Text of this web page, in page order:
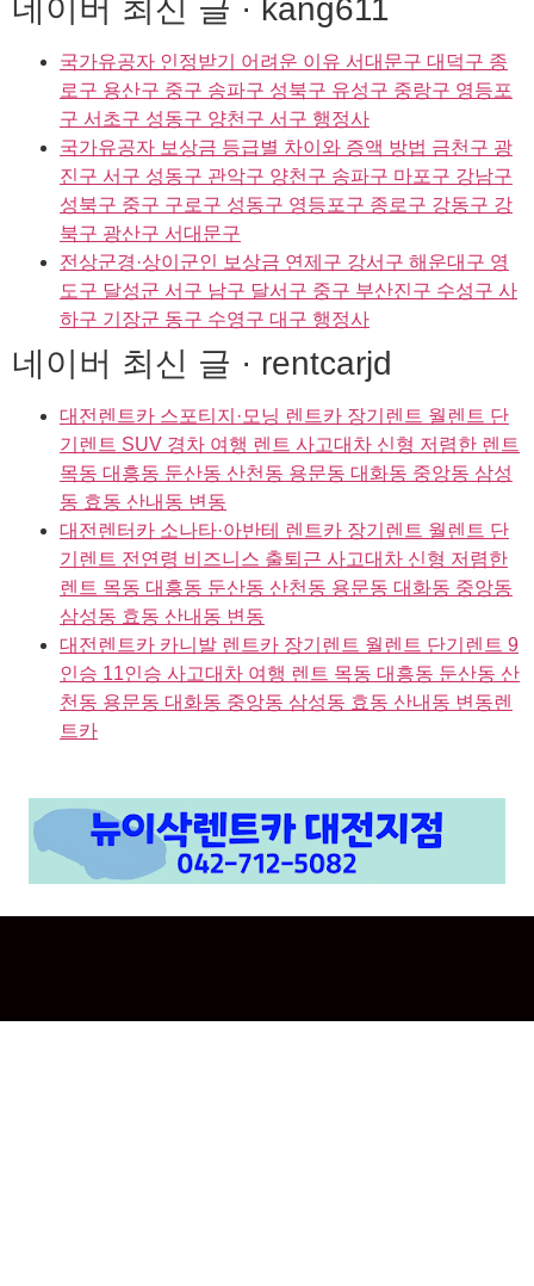
네이버 최신 글 · kang611
국가유공자 인정받기 어려운 이유 서대문구 대덕구 종
로구 용산구 중구 송파구 성북구 유성구 중랑구 영등포
구 서초구 성동구 양천구 서구 행정사
국가유공자 보상금 등급별 차이와 증액 방법 금천구 광
진구 서구 성동구 관악구 양천구 송파구 마포구 강남구
성북구 중구 구로구 성동구 영등포구 종로구 강동구 강
북구 광산구 서대문구
전상군경·상이군인 보상금 연제구 강서구 해운대구 영
도구 달성군 서구 남구 달서구 중구 부산진구 수성구 사
하구 기장군 동구 수영구 대구 행정사
네이버 최신 글 · rentcarjd
대전렌트카 스포티지·모닝 렌트카 장기렌트 월렌트 단
기렌트 SUV 경차 여행 렌트 사고대차 신형 저렴한 렌트
목동 대흥동 둔산동 산천동 용문동 대화동 중앙동 삼성
동 효동 산내동 변동
대전렌터카 소나타·아반테 렌트카 장기렌트 월렌트 단
기렌트 전연령 비즈니스 출퇴근 사고대차 신형 저렴한
렌트 목동 대흥동 둔산동 산천동 용문동 대화동 중앙동
삼성동 효동 산내동 변동
대전렌트카 카니발 렌트카 장기렌트 월렌트 단기렌트 9
인승 11인승 사고대차 여행 렌트 목동 대흥동 둔산동 산
천동 용문동 대화동 중앙동 삼성동 효동 산내동 변동렌
트카